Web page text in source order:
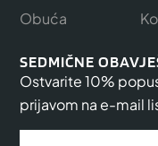
Obuća
SEDMIČNE
Ostvarite 10%
prijavom na e-mail